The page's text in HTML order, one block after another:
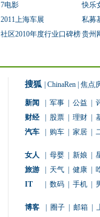
7电影
快乐
2011上海车展
私募
社区2010年度行业口碑榜贵州
搜狐 ChinaRen 焦点
新闻 军事 公益
财经
股票 理财
汽车
购车 家居
女人 母婴 新娘
旅游
天气 健康
IT
数码 手机
博客 圈子 邮箱